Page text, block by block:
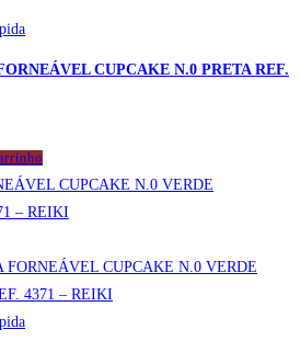
CUPCAKE N.0 PRETA REF.